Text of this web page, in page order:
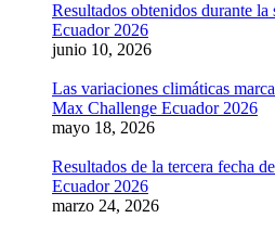
Resultados obtenidos durante
Ecuador 2026
junio 10, 2026
Las variaciones climáticas
Max Challenge Ecuador 2026
mayo 18, 2026
Resultados de la tercera fecha
Ecuador 2026
marzo 24, 2026